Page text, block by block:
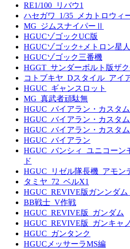
RE1/100_リバウ1
ハセガワ_1/35_メカトロウィ
MG_ジムスナイパーⅡ
HGUCゾゴックUC版
HGUCゾゴック+メトロン星人
HGUCゾゴック三番機
HGGT_サンダーボルト版ザ
コトブキヤ_Dスタイル_アイ
HGUC_ギャンスロット
MG_真武者頑駄無
HGUC_バイアラン・カスタ
HGUC_バイアラン・カスタム
HGUC_バイアラン・カスタム
HGUC_バイアラン
HGUC_バンシィ_ユニコーン
ド
HGUC_リゼル隊長機_アモン
タミヤ_72_ベルX1
HGUC_REVIVE版ガンンダ
BB戦士_V作戦
HGUC_REVIVE版_ガンダム
HGUC_REVIVE版_ガンキャ
HGUC_ガンタンク
HGUCメッサーラMS編